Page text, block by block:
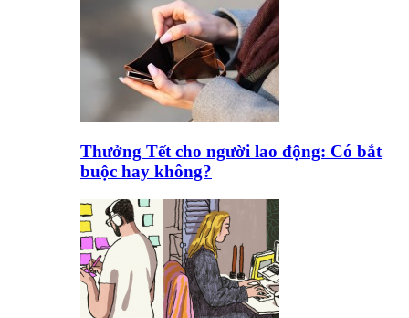
Thưởng Tết cho người lao động: Có bắt
buộc hay không?